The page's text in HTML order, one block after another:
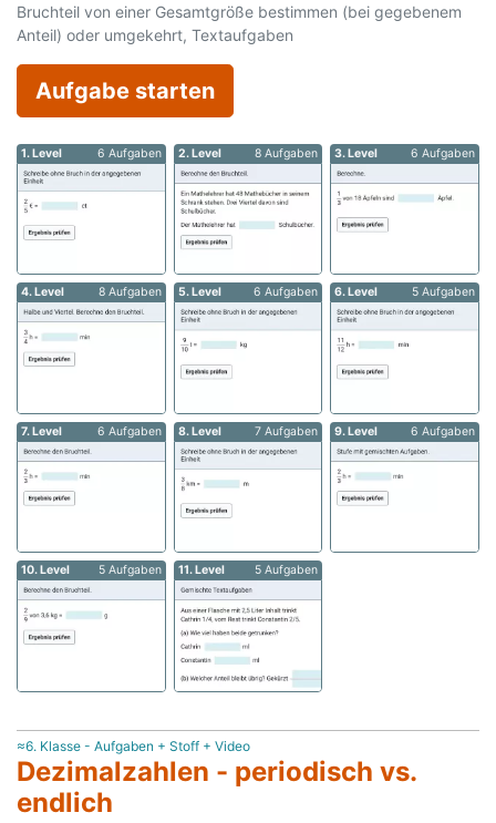
Bruchteil von einer Gesamtgröße bestimmen (bei gegebenem
Anteil) oder umgekehrt, Textaufgaben
Aufgabe starten
1. Level 6 Aufgaben 2. Level 8 Aufgaben 3. Level 6 Aufgaben
4. Level 8 Aufgaben 5. Level 6 Aufgaben 6. Level 5 Aufgaben
7. Level 6 Aufgaben 8. Level 7 Aufgaben 9. Level 6 Aufgaben
10. Level 5 Aufgaben 11. Level 5 Aufgaben
≈6. Klasse - Aufgaben + Stoff + Video
Dezimalzahlen - periodisch vs.
endlich